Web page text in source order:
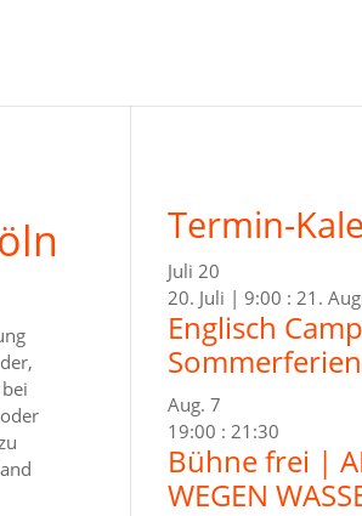
Termin-
Juli 20
20. Juli | 9:00 : 21.
Englisch
Sommerferien
Aug. 7
19:00 : 21:30
Bühne frei |
WEGEN